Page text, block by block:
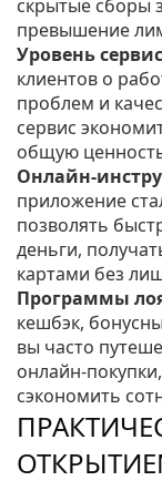
скрытые сборы
превышение
Уровень
клиентов о
проблем и
сервис
общую
приложение
позволять
деньги,
картами без
Программы
кешбэк,
вы часто
сэкономить